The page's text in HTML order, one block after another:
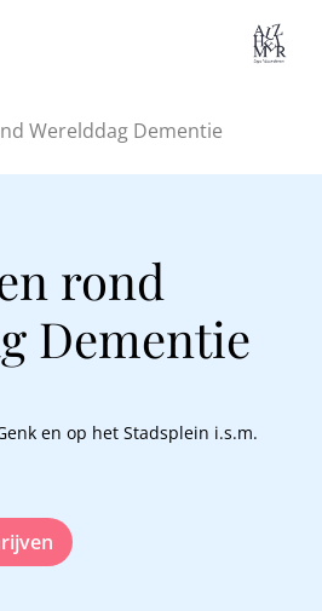
Werelddag Dementie
rond
Dementie
en op het Stadsplein i.s.m.